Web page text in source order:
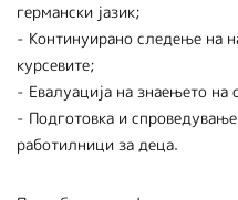
германски јазик;
- Континуирано следење на
курсевите;
- Евалуација на знаењето на
- Подготовка и
работилници за деца.